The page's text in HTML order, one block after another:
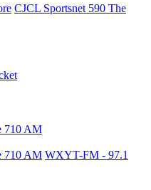
CJCL Sportsnet 590 The
710 AM
710 AM WXYT-FM - 97.1